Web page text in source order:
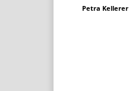
Petra Kellerer